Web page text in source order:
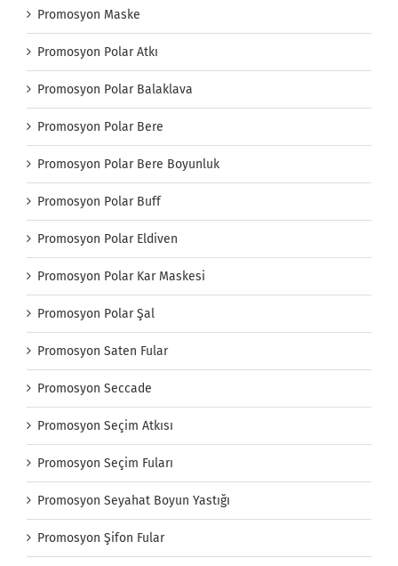
Promosyon Maske
Promosyon Polar Atkı
Promosyon Polar Balaklava
Promosyon Polar Bere
Promosyon Polar Bere Boyunluk
Promosyon Polar Buff
Promosyon Polar Eldiven
Promosyon Polar Kar Maskesi
Promosyon Polar Şal
Promosyon Saten Fular
Promosyon Seccade
Promosyon Seçim Atkısı
Promosyon Seçim Fuları
Promosyon Seyahat Boyun Yastığı
Promosyon Şifon Fular